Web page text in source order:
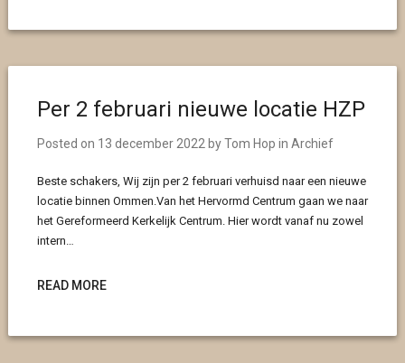
Per 2 februari nieuwe locatie HZP
Posted on 13 december 2022 byTom Hop in Archief
Beste schakers, Wij zijn per 2 februari verhuisd naar een nieuwe
locatie binnen Ommen.Van het Hervormd Centrum gaan we naar
het Gereformeerd Kerkelijk Centrum. Hier wordt vanaf nu zowel
intern…
READ MORE